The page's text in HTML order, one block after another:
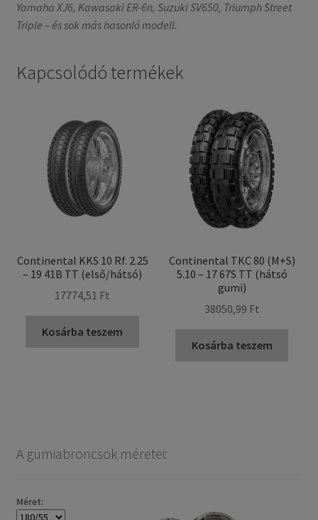
Yamaha XJ6, Kawasaki ER-6n, Suzuki SV650, Triumph Street
Triple – és sok más hasonló modell.
Kapcsolódó termékek
Continental KKS 10 Rf. 2.25
– 19 41B TT (első/hátsó)
17774,51 Ft
Kosárba teszem
Continental TKC 80 (M+S)
5.10 – 17 67S TT (hátsó
gumi)
38050,99 Ft
Kosárba teszem
A gumiabroncsok méretei:
Méret: